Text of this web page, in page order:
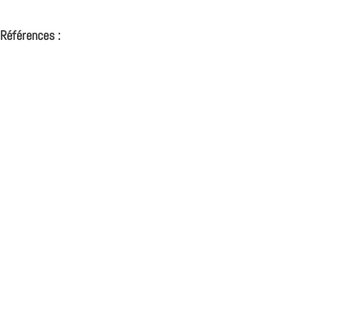
Références :